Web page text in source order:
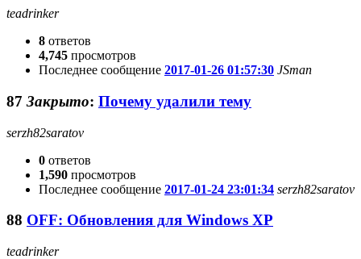
teadrinker
8 ответов
4,745 просмотров
Последнее сообщение 2017-01-26 01:57:30 JSmаn
87 Закрыто: Почему удалили тему
serzh82saratov
0 ответов
1,590 просмотров
Последнее сообщение 2017-01-24 23:01:34 serzh82saratov
88 OFF: Обновления для Windows XP
teadrinker